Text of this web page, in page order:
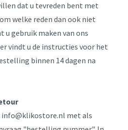
dat u tevreden bent met
welke reden dan ook niet
u gebruik maken van ons
vindt u de instructies voor het
binnen 14 dagen na
info@klikostore.nl met als